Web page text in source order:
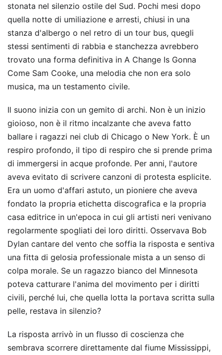
stonata nel silenzio ostile del Sud. Pochi mesi dopo
quella notte di umiliazione e arresti, chiusi in una
stanza d'albergo o nel retro di un tour bus, quegli
stessi sentimenti di rabbia e stanchezza avrebbero
trovato una forma definitiva in A Change Is Gonna
Come Sam Cooke, una melodia che non era solo
musica, ma un testamento civile.
Il suono inizia con un gemito di archi. Non è un inizio
gioioso, non è il ritmo incalzante che aveva fatto
ballare i ragazzi nei club di Chicago o New York. È un
respiro profondo, il tipo di respiro che si prende prima
di immergersi in acque profonde. Per anni, l'autore
aveva evitato di scrivere canzoni di protesta esplicite.
Era un uomo d'affari astuto, un pioniere che aveva
fondato la propria etichetta discografica e la propria
casa editrice in un'epoca in cui gli artisti neri venivano
regolarmente spogliati dei loro diritti. Osservava Bob
Dylan cantare del vento che soffia la risposta e sentiva
una fitta di gelosia professionale mista a un senso di
colpa morale. Se un ragazzo bianco del Minnesota
poteva catturare l'anima del movimento per i diritti
civili, perché lui, che quella lotta la portava scritta sulla
pelle, restava in silenzio?
La risposta arrivò in un flusso di coscienza che
sembrava scorrere direttamente dal fiume Mississippi,